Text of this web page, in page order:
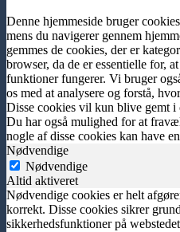
Denne hjemmeside bruger
mens du navigerer gennem
gemmes de cookies, der er
browser, da de er essentielle for,
funktioner fungerer. Vi bruger
os med at analysere og forstå,
Disse cookies vil kun blive gemt
Du har også mulighed for at
nogle af disse cookies kan have
Nødvendige
Nødvendige
Altid aktiveret
Nødvendige cookies er helt
korrekt. Disse cookies sikrer
sikkerhedsfunktioner på